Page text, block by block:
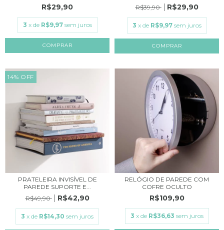
R$29,90
3 x de R$9,97 sem juros
R$39,90
R$29,90
3 x de R$9,97 sem juros
COMPRAR
14% OFF
PRATELEIRA INVISÍVEL DE
PAREDE SUPORTE E...
R$49,90
R$42,90
3 x de R$14,30 sem juros
RELÓGIO DE PAREDE COM
COFRE OCULTO
R$109,90
3 x de R$36,63 sem juros